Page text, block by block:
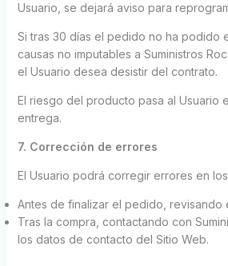
Usuario, se dejará aviso para
Si tras 30 días el pedido no ha podido
causas no imputables a Suministros
el Usuario desea desistir del contrato.
El riesgo del producto pasa al Usuario
entrega.
7. Corrección de errores
El Usuario podrá corregir errores en
Antes de finalizar el pedido, revisando
Tras la compra, contactando con
los datos de contacto del Sitio Web.